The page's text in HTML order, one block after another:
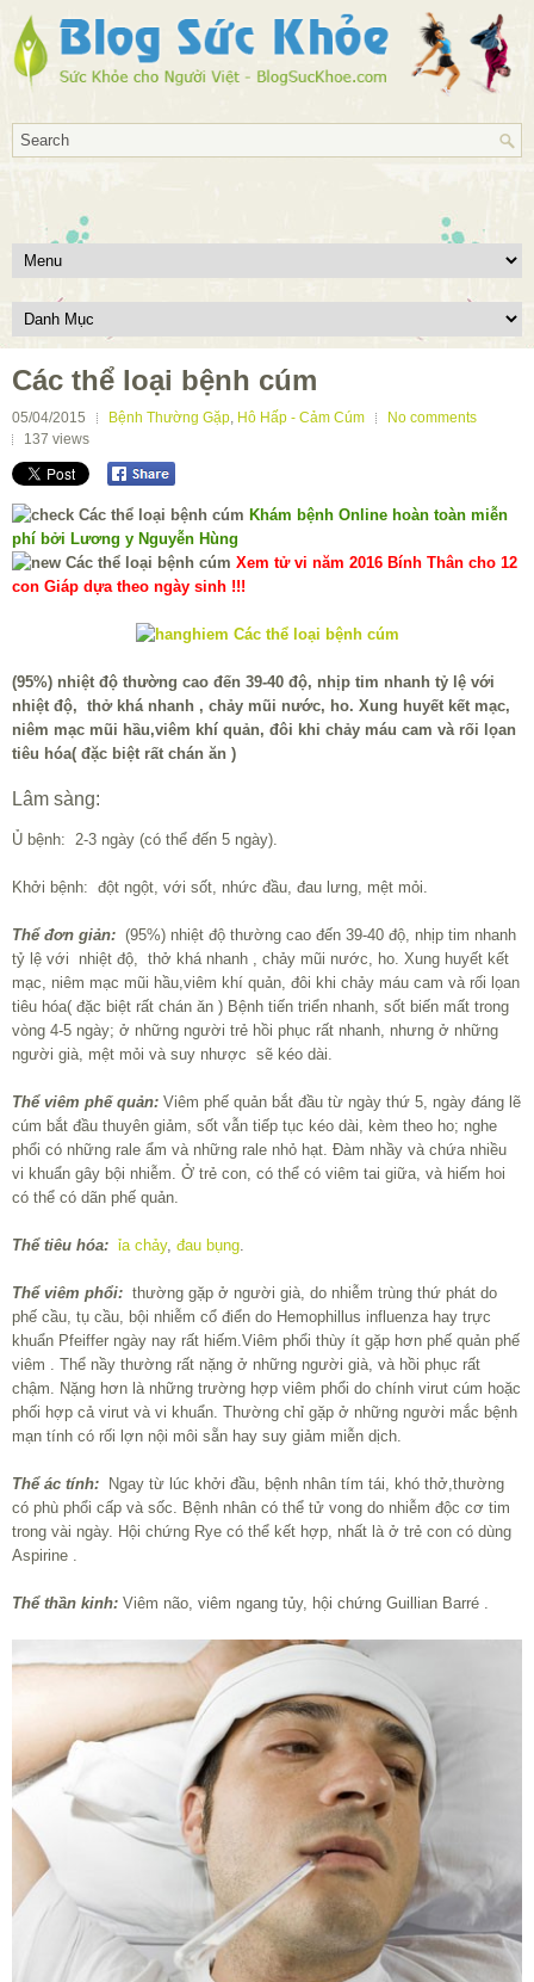
Các thể loại bệnh cúm
05/04/2015 Bệnh Thường Gặp, Hô Hấp - Cảm Cúm
No comments
137 views
Khám bệnh Online hoàn toàn miễn
phí bởi Lương y Nguyễn Hùng
Xem tử vi năm 2016 Bính Thân cho 12
con Giáp dựa theo ngày sinh !!!
(95%) nhiệt độ thường cao đến 39-40 độ, nhịp tim nhanh tỷ lệ với
nhiệt độ, thở khá nhanh , chảy mũi nước, ho. Xung huyết kết mạc,
niêm mạc mũi hầu,viêm khí quản, đôi khi chảy máu cam và rối lọan
tiêu hóa( đặc biệt rất chán ăn )
Lâm sàng:
Ủ bệnh: 2-3 ngày (có thể đến 5 ngày).
Khởi bệnh: đột ngột, với sốt, nhức đầu, đau lưng, mệt mỏi.
Thể đơn giản: (95%) nhiệt độ thường cao đến 39-40 độ, nhịp tim nhanh
tỷ lệ với nhiệt độ, thở khá nhanh , chảy mũi nước, ho. Xung huyết kết
mạc, niêm mạc mũi hầu,viêm khí quản, đôi khi chảy máu cam và rối lọan
tiêu hóa( đặc biệt rất chán ăn ) Bệnh tiến triển nhanh, sốt biến mất trong
vòng 4-5 ngày; ở những người trẻ hồi phục rất nhanh, nhưng ở những
người già, mệt mỏi và suy nhược sẽ kéo dài.
Thể viêm phế quản: Viêm phế quản bắt đầu từ ngày thứ 5, ngày đáng lẽ
cúm bắt đầu thuyên giảm, sốt vẫn tiếp tục kéo dài, kèm theo ho; nghe
phổi có những rale ẩm và những rale nhỏ hạt. Đàm nhầy và chứa nhiều
vi khuẩn gây bội nhiễm. Ở trẻ con, có thể có viêm tai giữa, và hiếm hoi
có thể có dãn phế quản.
Thể tiêu hóa: ỉa chảy, đau bụng.
Thể viêm phổi: thường gặp ở người già, do nhiễm trùng thứ phát do
phế cầu, tụ cầu, bội nhiễm cổ điển do Hemophillus influenza hay trực
khuẩn Pfeiffer ngày nay rất hiếm.Viêm phổi thùy ít gặp hơn phế quản phế
viêm . Thể nầy thường rất nặng ở những người già, và hồi phục rất
chậm. Nặng hơn là những trường hợp viêm phổi do chính virut cúm hoặc
phối hợp cả virut và vi khuẩn. Thường chỉ gặp ở những người mắc bệnh
mạn tính có rối lợn nội môi sẵn hay suy giảm miễn dịch.
Thể ác tính:
Ngay từ lúc khởi đầu, bệnh nhân tím tái, khó thở,thường
có phù phổi cấp và sốc. Bệnh nhân có thể tử vong do nhiễm độc cơ tim
trong vài ngày. Hội chứng Rye có thể kết hợp, nhất là ở trẻ con có dùng
Aspirine .
Thể thần kinh: Viêm não, viêm ngang tủy, hội chứng Guillian Barré .